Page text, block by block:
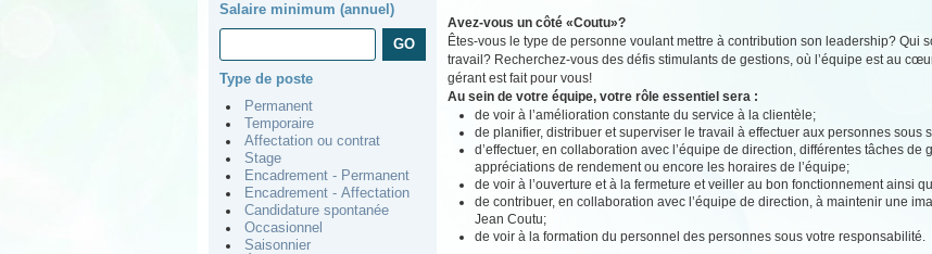
Salaire minimum (annuel)
Type de poste
Permanent
Temporaire
Affectation ou contrat
Stage
Encadrement - Permanent
Encadrement - Affectation
Candidature spontanée
Occasionnel
Saisonnier
Avez-vous un côté «Coutu»?
Êtes-vous le type de personne voulant mettre à contribution son leadership? Qui
travail? Recherchez-vous des défis stimulants de gestions, où l’équipe est au
gérant est fait pour vous!
Au sein de votre équipe, votre rôle essentiel sera :
de voir à l’amélioration constante du service à la clientèle;
de planifier, distribuer et superviser le travail à effectuer aux personnes sous
d’effectuer, en collaboration avec l’équipe de direction, différentes tâches
appréciations de rendement ou encore les horaires de l’équipe;
de voir à l’ouverture et à la fermeture et veiller au bon fonctionnement ainsi
de contribuer, en collaboration avec l’équipe de direction, à maintenir une
Jean Coutu;
de voir à la formation du personnel des personnes sous votre responsabilité.